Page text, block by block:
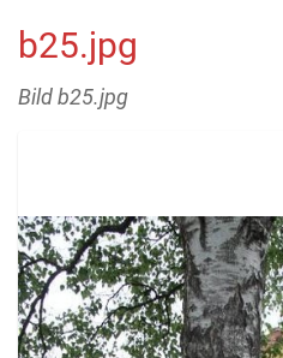
b25.jpg
Bild b25.jpg